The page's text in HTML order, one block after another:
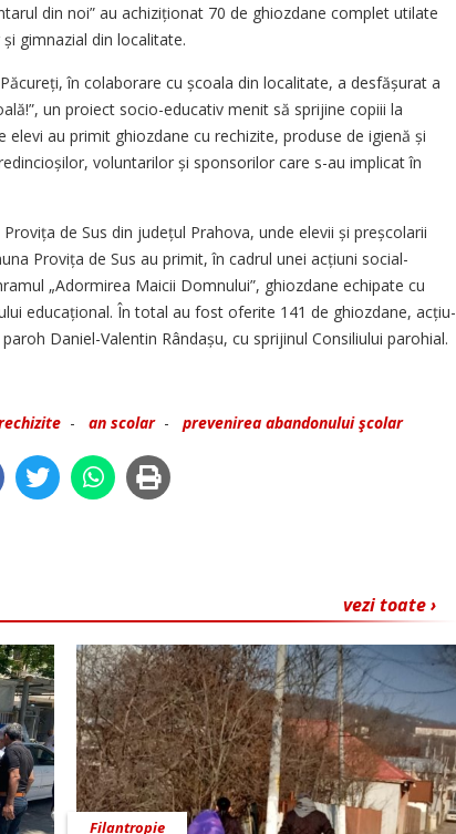
din noi” au achiziționat 70 de ghiozdane complet utilate
gimnazial din localitate.
în colaborare cu școala din localitate, a des­fă­șurat a
un proiect socio-educativ menit să sprijine copiii la
au primit ghiozdane cu rechizite, produse de igienă și
voluntarilor și sponsorilor care s-au implicat în
de Sus din județul Prahova, unde elevii și preșcolarii
Provița de Sus au primit, în cadrul unei acțiuni social-
„Adormirea Maicii Domnului”, ghiozdane echipate cu
educațional. În total au fost oferite 141 de ghiozdane, acțiu­
Daniel-Valentin Rândașu, cu sprijinul Consiliului parohial.
- an scolar- prevenirea abandonului şcolar
vezi toate ›
Filantropie